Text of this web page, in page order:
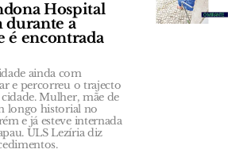
Hospital
durante a
é encontrada
ainda com
e percorreu o trajecto
Mulher, mãe de
longo historial no
e já esteve internada
ULS Lezíria diz